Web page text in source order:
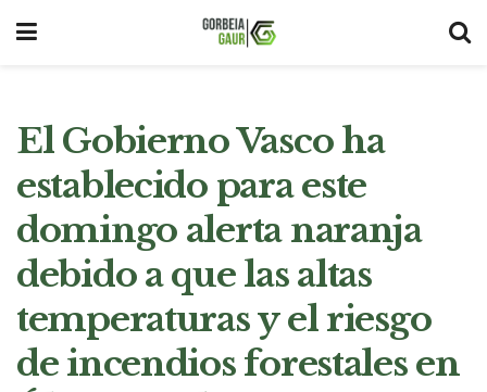
El Gobierno Vasco ha
establecido para este
domingo alerta naranja
debido a que las altas
temperaturas y el riesgo
de incendios forestales en